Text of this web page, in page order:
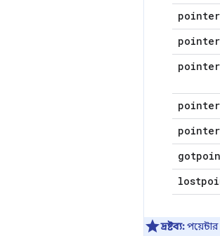
দ্রষ্টব্য: